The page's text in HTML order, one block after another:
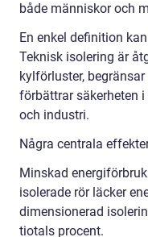
både människor och
En enkel definition
Teknisk isolering är
kylförluster,
förbättrar säkerheten
och industri.
Några centrala
Minskad
isolerade rör läcker
dimensionerad
tiotals procent.